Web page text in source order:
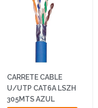
CARRETE CABLE
U/UTP CAT6A LSZH
305MTS AZUL